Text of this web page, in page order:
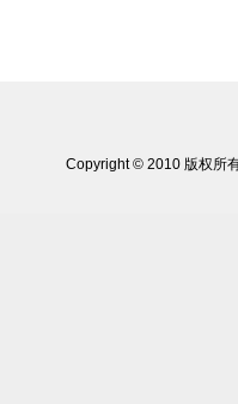
Copyright © 2010 版权所